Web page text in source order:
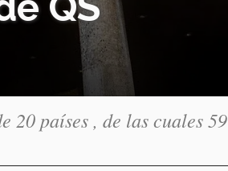
20 países , de las cuales 59